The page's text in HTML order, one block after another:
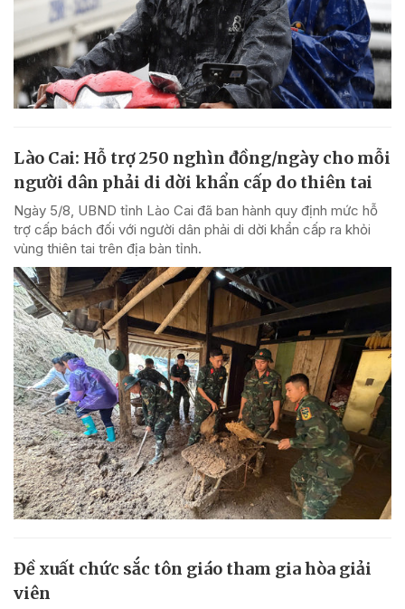
Lào Cai: Hỗ trợ 250 nghìn đồng/ngày cho mỗi
người dân phải di dời khẩn cấp do thiên tai
Ngày 5/8, UBND tỉnh Lào Cai đã ban hành quy định mức hỗ
trợ cấp bách đối với người dân phải di dời khẩn cấp ra khỏi
vùng thiên tai trên địa bàn tỉnh.
Đề xuất chức sắc tôn giáo tham gia hòa giải
viên